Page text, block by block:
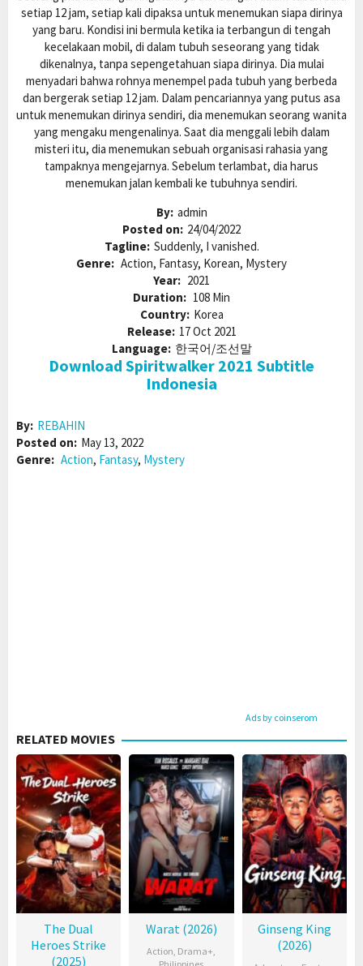
setiap 12 jam, setiap kali dipaksa untuk menemukan siapa dirinya
yang baru. Kondisi ini bermula ketika ia terbangun di tengah
kecelakaan mobil, di dalam tubuh seseorang yang tidak
dikenalnya, tanpa sepengetahuan siapa dirinya. Dia mulai
menyadari bahwa rohnya menempel pada tubuh yang berbeda
dan bergerak setiap 12 jam. Dalam pencariannya yang putus asa
untuk menemukan dirinya sendiri, dia menemukan seorang wanita
yang mengaku mengenalinya. Saat dia menggali lebih dalam
misteri itu, dia menemukan sebuah organisasi rahasia yang
tampaknya mengejarnya. Sebelum terlambat, dia harus
menemukan jalan kembali ke tubuhnya sendiri.
By: admin
Posted on: 24/04/2022
Tagline: Suddenly, I vanished.
Genre: Action, Fantasy, Korean, Mystery
Year: 2021
Duration: 108 Min
Country: Korea
Release: 17 Oct 2021
Language: 한국어/조선말
Download Spiritwalker 2021 Subtitle
Indonesia
By: REBAHIN
Posted on: May 13, 2022
Genre: Action, Fantasy, Mystery
Ads by coinserom
RELATED MOVIES
The Dual
Heroes Strike
(2025)
Warat (2026)
Action, Drama+,
Ginseng King
(2026)